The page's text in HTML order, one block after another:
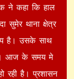
ने कहा कि हाल
सुमेर थाना क्षेत्र
है। उसके साथ
आज के समय मे
रही है। प्रशासन